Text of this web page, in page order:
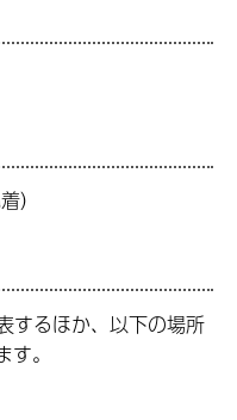
）
するほか、以下の場所
。